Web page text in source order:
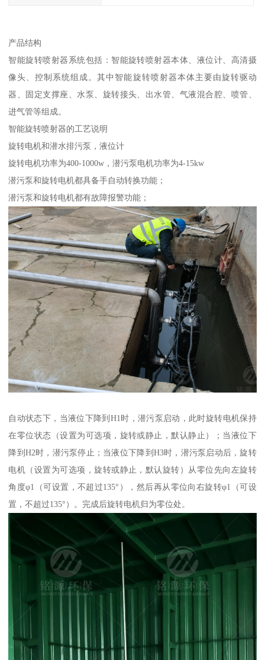
产品结构
智能旋转喷射器系统包括：智能旋转喷射器本体、液位计、高清摄
像头、控制系统组成。其中智能旋转喷射器本体主要由旋转驱动
器、固定支撑座、水泵、旋转接头、出水管、气液混合腔、喷管、
进气管等组成。
智能旋转喷射器的工艺说明
旋转电机和潜水排污泵，液位计
旋转电机功率为400-1000w，潜污泵电机功率为4-15kw
潜污泵和旋转电机都具备手自动转换功能；
潜污泵和旋转电机都有故障报警功能；
自动状态下，当液位下降到H1时，潜污泵启动，此时旋转电机保持
在零位状态（设置为可选项，旋转或静止，默认静止）；当液位下
降到H2时，潜污泵停止；当液位下降到H3时，潜污泵启动后，旋转
电机（设置为可选项，旋转或静止，默认旋转）从零位先向左旋转
角度φ1（可设置，不超过135°），然后再从零位向右旋转φ1（可设
置，不超过135°）。完成后旋转电机归为零位处。